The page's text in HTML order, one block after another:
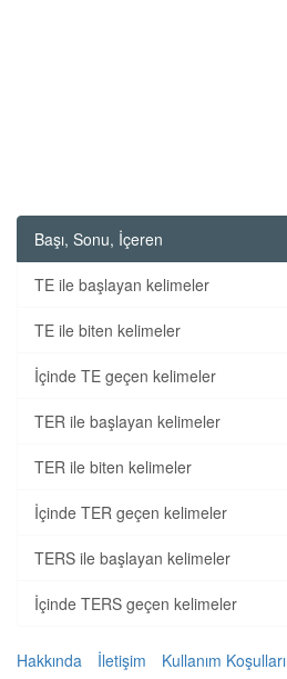
Başı, Sonu, İçeren
TE ile başlayan kelimeler
TE ile biten kelimeler
İçinde TE geçen kelimeler
TER ile başlayan kelimeler
TER ile biten kelimeler
İçinde TER geçen kelimeler
TERS ile başlayan kelimeler
İçinde TERS geçen kelimeler
Hakkında İletişim Kullanım Koşulları